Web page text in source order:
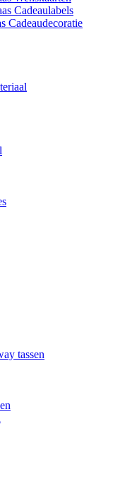
Cadeaulabels
Cadeaudecoratie
tassen